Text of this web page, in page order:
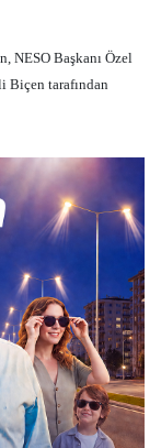
NESO Başkanı Özel
Biçen tarafından